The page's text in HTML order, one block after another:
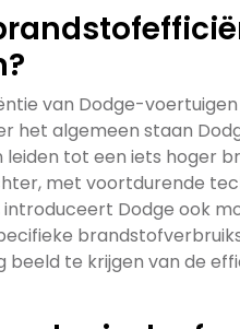
van Dodge-
het algemeen staan
leiden tot een iets hoger
met voortdurende
Dodge ook
beeld te krijgen van de